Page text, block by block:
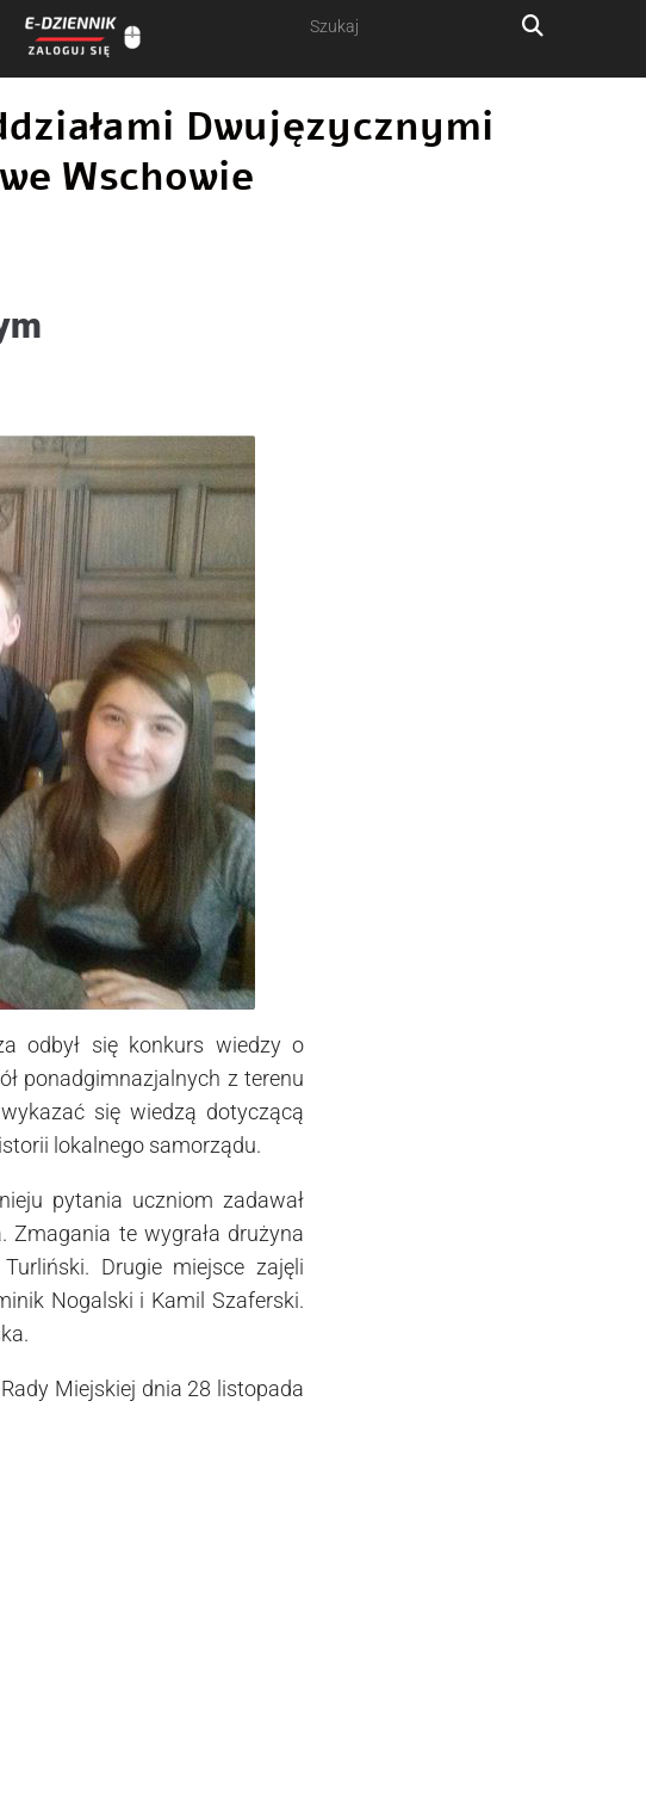
Dwujęzycznymi
Wschowie
odbył się konkurs wiedzy o
ponadgimnazjalnych z terenu
się wiedzą dotyczącą
lokalnego samorządu.
pytania uczniom zadawał
te wygrała drużyna
Drugie miejsce zajęli
Nogalski i Kamil Szaferski.
Miejskiej dnia 28 listopada